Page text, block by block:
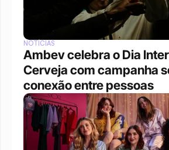
NOTÍCIAS
Ambev celebra o Dia
Cerveja com campanha
conexão entre pessoas